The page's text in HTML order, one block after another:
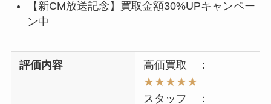
【新CM放送記念】買取金額30%UPキャンペー
ン中
評価内容
高価買取 ：
★★★★★
スタッフ ：